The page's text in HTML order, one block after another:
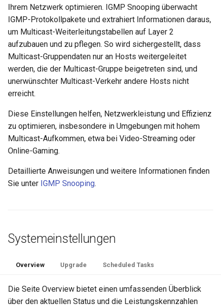
Ihrem Netzwerk optimieren. IGMP Snooping überwacht
IGMP-Protokollpakete und extrahiert Informationen daraus,
um Multicast-Weiterleitungstabellen auf Layer 2
aufzubauen und zu pflegen. So wird sichergestellt, dass
Multicast-Gruppendaten nur an Hosts weitergeleitet
werden, die der Multicast-Gruppe beigetreten sind, und
unerwünschter Multicast-Verkehr andere Hosts nicht
erreicht.
Diese Einstellungen helfen, Netzwerkleistung und Effizienz
zu optimieren, insbesondere in Umgebungen mit hohem
Multicast-Aufkommen, etwa bei Video-Streaming oder
Online-Gaming.
Detaillierte Anweisungen und weitere Informationen finden
Sie unter IGMP Snooping.
Systemeinstellungen
Overview Upgrade Scheduled Tasks
Die Seite Overview bietet einen umfassenden Überblick
über den aktuellen Status und die Leistungskennzahlen